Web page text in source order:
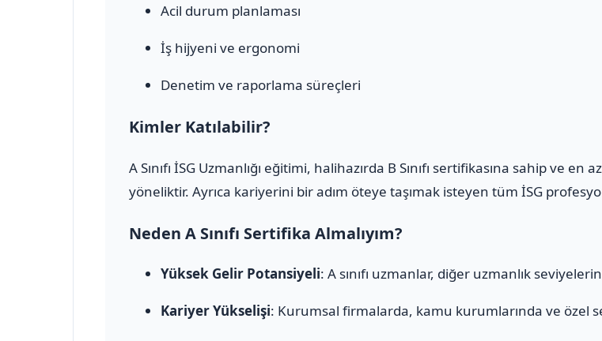
Acil durum planlaması
İş hijyeni ve ergonomi
Denetim ve raporlama süreçleri
Kimler Katılabilir?
A Sınıfı İSG Uzmanlığı eğitimi, halihazırda B Sınıfı sertifikasına sahip ve
yöneliktir. Ayrıca kariyerini bir adım öteye taşımak isteyen tüm İSG
Neden A Sınıfı Sertifika Almalıyım?
Yüksek Gelir Potansiyeli: A sınıfı uzmanlar, diğer uzmanlık
Kariyer Yükselişi: Kurumsal firmalarda, kamu kurumlarında ve özel